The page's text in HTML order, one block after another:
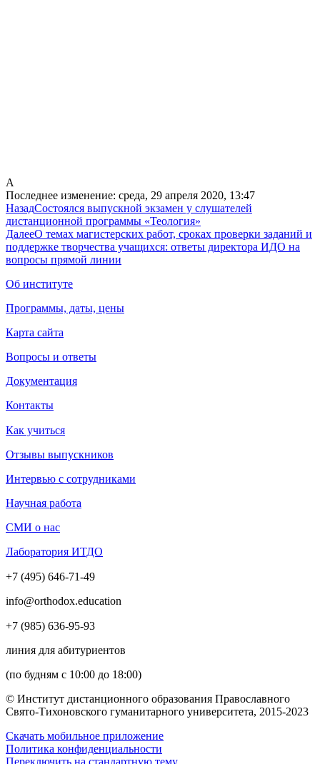
А
Последнее изменение: среда, 29 апреля 2020, 13:47
НазадСостоялся выпускной экзамен у слушателей
дистанционной программы «Теология»
ДалееО темах магистерских работ, сроках проверки заданий и
поддержке творчества учащихся: ответы директора ИДО на
вопросы прямой линии
Об институте
Программы, даты, цены
Карта сайта
Вопросы и ответы
Документация
Контакты
Как учиться
Отзывы выпускников
Интервью с сотрудниками
Научная работа
СМИ о нас
Лаборатория ИТДО
+7 (495) 646-71-49
info@orthodox.education
+7 (985) 636-95-93
линия для абитуриентов
(по будням с 10:00 до 18:00)
© Институт дистанционного образования Православного
Свято-Тихоновского гуманитарного университета, 2015-2023
Скачать мобильное приложение
Политика конфиденциальности
Переключить на стандартную тему